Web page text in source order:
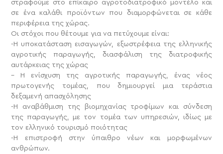
στραφούμε στο επίκαιρο αγροτοδιατροφικό μοντέλο και
σε ένα καλάθι προϊόντων που διαμορφώνεται σε κάθε
περιφέρεια της χώρας.
Οι στόχοι που θέτουμε για να πετύχουμε είναι:
-Η υποκατάσταση εισαγωγών, εξωστρέφεια της ελληνικής
αγροτικής παραγωγής, διασφάλιση της διατροφικής
αυτάρκειας της χώρας
– Η ενίσχυση της αγροτικής παραγωγής, ένας νέος
πρωτογενής τομέας, που δημιουργεί μια τεράστια
δεξαμενή απασχόλησης
-Η αναβάθμιση της βιομηχανίας τροφίμων και σύνδεση
της παραγωγής, με τον τομέα των υπηρεσιών, ιδίως με
τον ελληνικό τουρισμό ποιότητας
-Η επιστροφή στην ύπαιθρο νέων και μορφωμένων
ανθρώπων.